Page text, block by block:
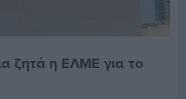
ζητά η ΕΛΜΕ για το